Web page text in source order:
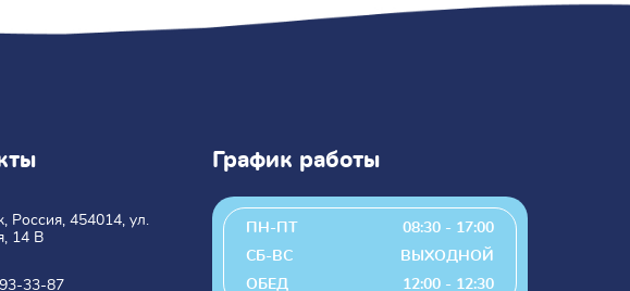
Россия, 454014, ул.
14 В
33-87
График работы
ПН-ПТ
08:30 - 17:00
СБ-ВС
ВЫХОДНОЙ
ОБЕД
12:00 - 12:30